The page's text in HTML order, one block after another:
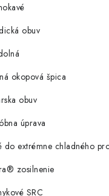
obuv
okopová špica
obuv
úprava
do extrémne chladného
zosilnenie
SRC